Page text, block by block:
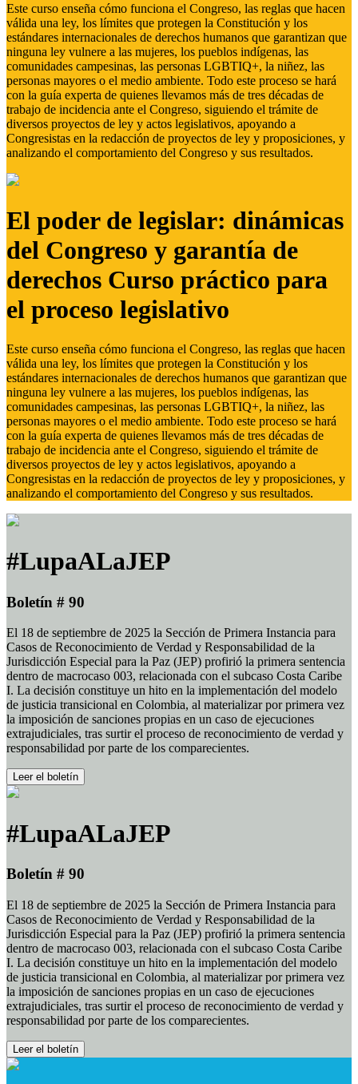
Este curso enseña cómo funciona el Congreso, las reglas que hacen
válida una ley, los límites que protegen la Constitución y los
estándares internacionales de derechos humanos que garantizan que
ninguna ley vulnere a las mujeres, los pueblos indígenas, las
comunidades campesinas, las personas LGBTIQ+, la niñez, las
personas mayores o el medio ambiente. Todo este proceso se hará
con la guía experta de quienes llevamos más de tres décadas de
trabajo de incidencia ante el Congreso, siguiendo el trámite de
diversos proyectos de ley y actos legislativos, apoyando a
Congresistas en la redacción de proyectos de ley y proposiciones, y
analizando el comportamiento del Congreso y sus resultados.
El poder de legislar: dinámicas
del Congreso y garantía de
derechos Curso práctico para
el proceso legislativo
Este curso enseña cómo funciona el Congreso, las reglas que hacen
válida una ley, los límites que protegen la Constitución y los
estándares internacionales de derechos humanos que garantizan que
ninguna ley vulnere a las mujeres, los pueblos indígenas, las
comunidades campesinas, las personas LGBTIQ+, la niñez, las
personas mayores o el medio ambiente. Todo este proceso se hará
con la guía experta de quienes llevamos más de tres décadas de
trabajo de incidencia ante el Congreso, siguiendo el trámite de
diversos proyectos de ley y actos legislativos, apoyando a
Congresistas en la redacción de proyectos de ley y proposiciones, y
analizando el comportamiento del Congreso y sus resultados.
#LupaALaJEP
Boletín # 90
El 18 de septiembre de 2025 la Sección de Primera Instancia para
Casos de Reconocimiento de Verdad y Responsabilidad de la
Jurisdicción Especial para la Paz (JEP) profirió la primera sentencia
dentro de macrocaso 003, relacionada con el subcaso Costa Caribe
I. La decisión constituye un hito en la implementación del modelo
de justicia transicional en Colombia, al materializar por primera vez
la imposición de sanciones propias en un caso de ejecuciones
extrajudiciales, tras surtir el proceso de reconocimiento de verdad y
responsabilidad por parte de los comparecientes.
Leer el boletín
#LupaALaJEP
Boletín # 90
El 18 de septiembre de 2025 la Sección de Primera Instancia para
Casos de Reconocimiento de Verdad y Responsabilidad de la
Jurisdicción Especial para la Paz (JEP) profirió la primera sentencia
dentro de macrocaso 003, relacionada con el subcaso Costa Caribe
I. La decisión constituye un hito en la implementación del modelo
de justicia transicional en Colombia, al materializar por primera vez
la imposición de sanciones propias en un caso de ejecuciones
extrajudiciales, tras surtir el proceso de reconocimiento de verdad y
responsabilidad por parte de los comparecientes.
Leer el boletín